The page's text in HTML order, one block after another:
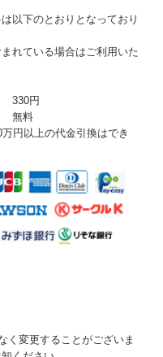
以下のとおりとなっており
れている場合はご利用いた
330円
無料
円以上の代金引換はでき
く変更することがございま